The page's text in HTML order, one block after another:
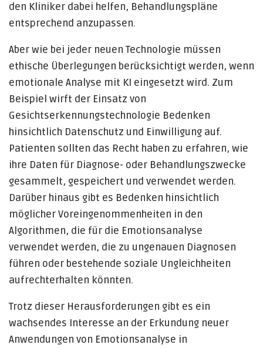
den Kliniker dabei helfen, Behandlungspläne
entsprechend anzupassen.
Aber wie bei jeder neuen Technologie müssen
ethische Überlegungen berücksichtigt werden, wenn
emotionale Analyse mit KI eingesetzt wird. Zum
Beispiel wirft der Einsatz von
Gesichtserkennungstechnologie Bedenken
hinsichtlich Datenschutz und Einwilligung auf.
Patienten sollten das Recht haben zu erfahren, wie
ihre Daten für Diagnose- oder Behandlungszwecke
gesammelt, gespeichert und verwendet werden.
Darüber hinaus gibt es Bedenken hinsichtlich
möglicher Voreingenommenheiten in den
Algorithmen, die für die Emotionsanalyse
verwendet werden, die zu ungenauen Diagnosen
führen oder bestehende soziale Ungleichheiten
aufrechterhalten könnten.
Trotz dieser Herausforderungen gibt es ein
wachsendes Interesse an der Erkundung neuer
Anwendungen von Emotionsanalyse in